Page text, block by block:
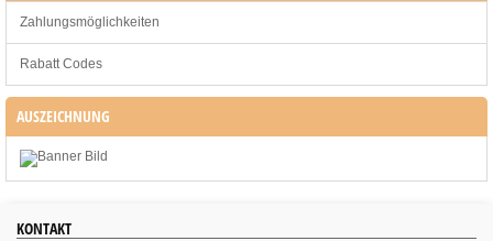
Zahlungsmöglichkeiten
Rabatt Codes
AUSZEICHNUNG
KONTAKT